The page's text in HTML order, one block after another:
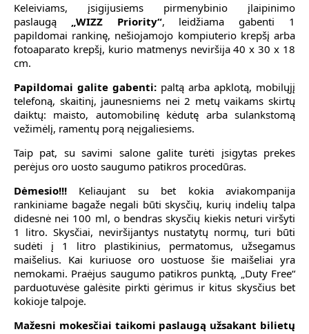
Keleiviams, įsigijusiems pirmenybinio įlaipinimo
paslaugą „WIZZ Priority“, leidžiama gabenti 1
papildomai rankinę, nešiojamojo kompiuterio krepšį arba
fotoaparato krepšį, kurio matmenys neviršija 40 x 30 x 18
cm.
Papildomai galite gabenti: paltą arba apklotą, mobilųjį
telefoną, skaitinį, jaunesniems nei 2 metų vaikams skirtų
daiktų: maisto, automobilinę kėdutę arba sulankstomą
vežimėlį, ramentų porą neįgaliesiems.
Taip pat, su savimi salone galite turėti įsigytas prekes
perėjus oro uosto saugumo patikros procedūras.
Dėmesio!!! Keliaujant su bet kokia aviakompanija
rankiniame bagaže negali būti skysčių, kurių indelių talpa
didesnė nei 100 ml, o bendras skysčių kiekis neturi viršyti
1 litro. Skysčiai, neviršijantys nustatytų normų, turi būti
sudėti į 1 litro plastikinius, permatomus, užsegamus
maišelius. Kai kuriuose oro uostuose šie maišeliai yra
nemokami. Praėjus saugumo patikros punktą, „Duty Free“
parduotuvėse galėsite pirkti gėrimus ir kitus skysčius bet
kokioje talpoje.
Mažesni mokesčiai taikomi paslaugą užsakant bilietų